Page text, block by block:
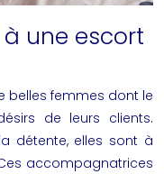
une escort
belles femmes dont le
de leurs clients.
détente, elles sont à
accompagnatrices